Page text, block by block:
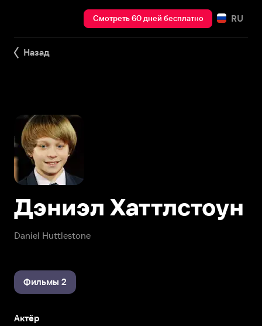
Смотреть 60 дней бесплатно RU
Назад
Daniel Huttlestone
Дэниэл Хаттлстоун
Фильмы 2
Актёр